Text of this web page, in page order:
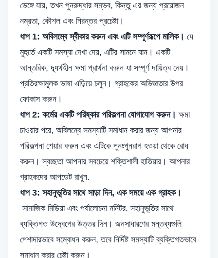
ভেঙ্গে যায়, তখন পুনরুদ্ধার সম্ভব, কিন্তু এর জন্য প্রয়োজন
নম্রতা, কৌশল এবং নিরন্তর প্রচেষ্টা।
ধাপ 1: অবিলম্বে স্বীকার করুন এবং এটি সম্পূর্ণরূপে মালিক। যে
মুহুর্তে একটি সমস্যা দেখা দেয়, এটির সামনে যান। একটি
আন্তরিক, দ্ব্যর্থহীন ক্ষমা প্রার্থনা করুন যা সম্পূর্ণ দায়িত্ব নেয়।
প্রতিরক্ষামূলক ভাষা এড়িয়ে চলুন। গ্রাহকের অভিজ্ঞতার উপর
ফোকাস করুন।
ধাপ 2: কর্মের একটি পরিষ্কার পরিকল্পনা যোগাযোগ করুন। ক্ষমা
চাওয়ার পরে, অবিলম্বে সমস্যাটি সমাধান করার জন্য আপনার
পরিকল্পনা শেয়ার করুন এবং এটিকে পুনঃপুনরাগ হওয়া থেকে রোধ
করুন। স্বচ্ছতা আপনার সবচেয়ে শক্তিশালী হাতিয়ার। আপনার
গ্রাহকদের আপডেট রাখুন.
ধাপ 3: সহানুভূতির সাথে সাড়া দিন, এক সময়ে এক গ্রাহক।
সামাজিক মিডিয়া এবং পর্যালোচনা মনিটর. সহানুভূতির সাথে
ব্যক্তিগত উদ্বেগের উত্তর দিন। জনসাধারণের মন্তব্যগুলি
পেশাদারভাবে সম্বোধন করুন, তবে নির্দিষ্ট সমস্যাটি ব্যক্তিগতভাবে
সমাধান করার চেষ্টা করুন।